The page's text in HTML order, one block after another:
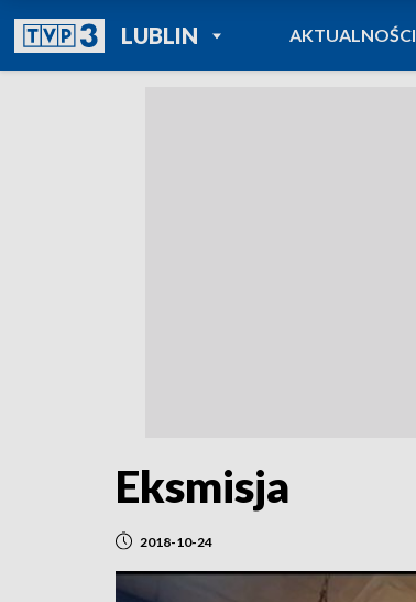
LUBLINPOWRÓT DO
TVP REGIONY
AKTUALNOŚCI
Eksmisja
2018-10-24